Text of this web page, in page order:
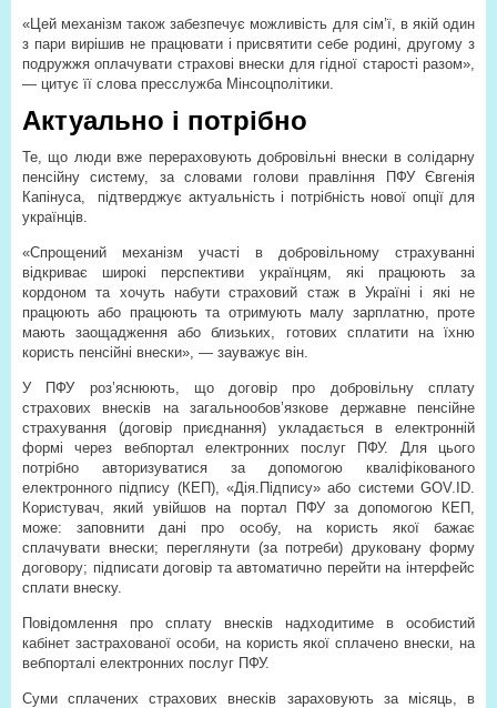
«Цей механізм також забезпечує можливість для сім’ї, в якій один
з пари вирішив не працювати і присвятити себе родині, другому з
подружжя оплачувати страхові внески для гідної старості разом»,
— цитує її слова пресслужба Мінсоцполітики.
Актуально і потрібно
Те, що люди вже перераховують добровільні внески в солідарну
пенсійну систему, за словами голови правління ПФУ Євгенія
Капінуса,
підтверджує актуальність і потрібність нової опції для
українців.
«Спрощений механізм участі в добровільному страхуванні
відкриває широкі перспективи українцям, які працюють за
кордоном та хочуть набути страховий стаж в Україні і які не
працюють або працюють та отримують малу зарплатню, проте
мають заощадження або близьких, готових сплатити на їхню
користь пенсійні внески», — зауважує він.
У ПФУ роз’яснюють, що договір про добровільну сплату
страхових внесків на загальнообов’язкове державне пенсійне
страхування (договір приєднання) укладається в електронній
формі через вебпортал електронних послуг ПФУ. Для цього
потрібно авторизуватися за допомогою кваліфікованого
електронного підпису (КЕП), «Дія.Підпису» або системи GOV.ID.
Користувач, який увійшов на портал ПФУ за допомогою КЕП,
може: заповнити дані про особу, на користь якої бажає
сплачувати внески; переглянути (за потреби) друковану форму
договору; підписати договір та автоматично перейти на інтерфейс
сплати внеску.
Повідомлення про сплату внесків надходитиме в особистий
кабінет застрахованої особи, на користь якої сплачено внески, на
вебпорталі електронних послуг ПФУ.
Суми сплачених страхових внесків зараховують за місяць, в